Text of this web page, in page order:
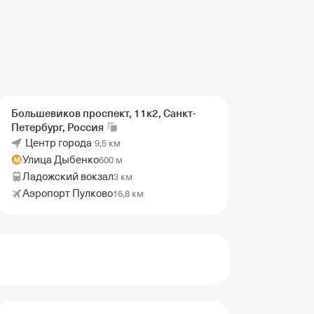
Большевиков проспект, 11к2, Санкт-
Петербург, Россия
Центр города 9,5 км
Улица Дыбенко600 м
Ладожский вокзал3 км
Аэропорт Пулково16,8 км